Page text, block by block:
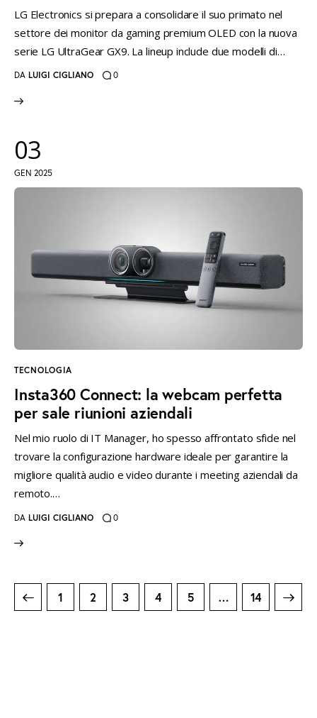
LG Electronics si prepara a consolidare il suo primato nel
settore dei monitor da gaming premium OLED con la nuova
serie LG UltraGear GX9. La lineup include due modelli di…
DA LUIGI CIGLIANO 0
03
GEN 2025
TECNOLOGIA
Insta360 Connect: la webcam perfetta
per sale riunioni aziendali
Nel mio ruolo di IT Manager, ho spesso affrontato sfide nel
trovare la configurazione hardware ideale per garantire la
migliore qualità audio e video durante i meeting aziendali da
remoto.…
DA LUIGI CIGLIANO 0
Paginazione
degli PAGE
1 PAGE
2 PAGE
3 PAGE
4 PAGE
5 … PAGE
14
>